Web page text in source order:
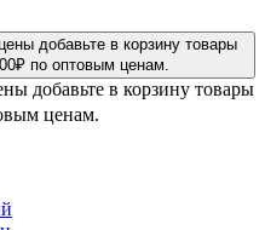
добавьте в корзину товары
ценам.